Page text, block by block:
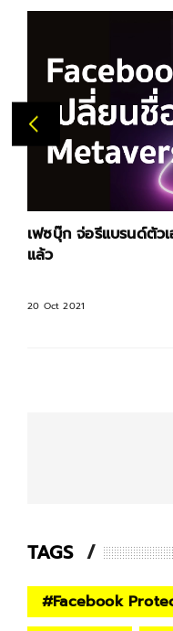
เฟซบุ๊ก จ่อรีแบรนด์ตัว
แล้ว
20 Oct 2021
TAGS
#Facebook